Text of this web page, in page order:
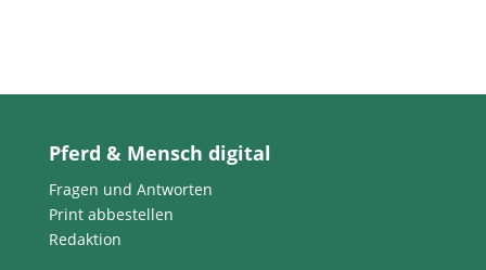
Pferd & Mensch digital
Fragen und Antworten
Print abbestellen
Redaktion